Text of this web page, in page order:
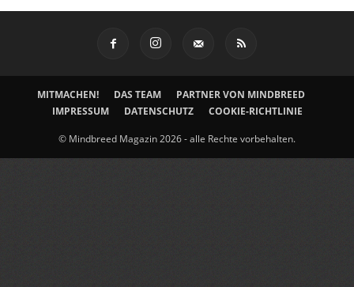
MITMACHEN! DAS TEAM
PARTNER VON MINDBREED
IMPRESSUM
DATENSCHUTZ COOKIE-RICHTLINIE
© Mindbreed Magazin 2026 - alle Rechte vorbehalten.